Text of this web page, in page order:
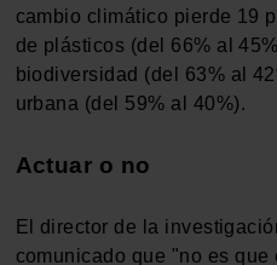
cambio climático pierde 19
de plásticos (del 66% al
biodiversidad (del 63% al
urbana (del 59% al 40%).
Actuar o no
El director de la
comunicado que "no es